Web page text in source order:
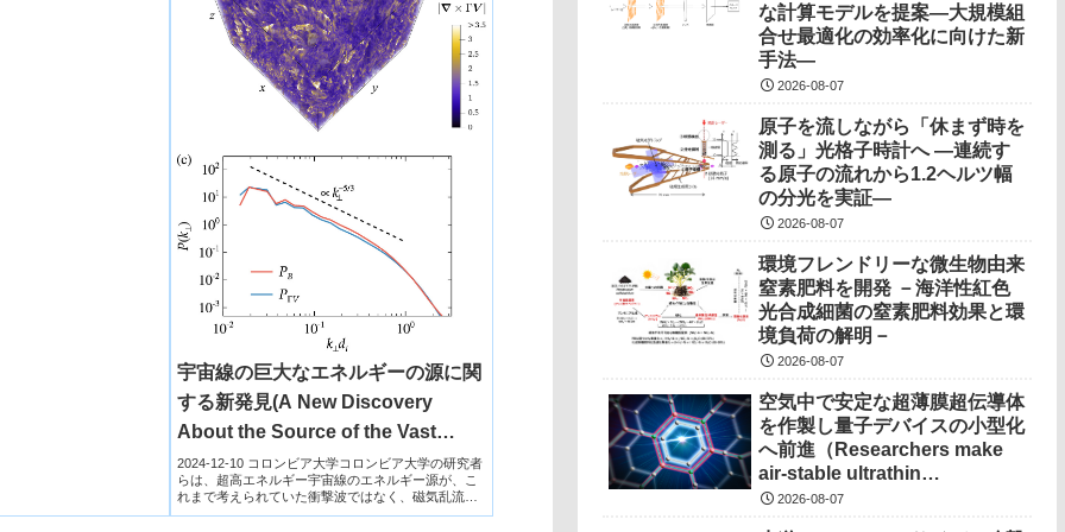
宇宙線の巨大なエネルギーの源に関
する新発見(A New Discovery
About the Source of the Vast
Energy in Cosmic Rays)
2024-12-10 コロンビア大学コロンビア大学の研究者
らは、超高エネルギー宇宙線のエネルギー源が、こ
れまで考えられていた衝撃波ではなく、磁気乱流で
ある可能性...
な計算モデルを提案―大規模組
合せ最適化の効率化に向けた新
手法―
2026-08-07
原子を流しながら「休まず時を
測る」光格子時計へ ―連続す
る原子の流れから1.2ヘルツ幅
の分光を実証―
2026-08-07
環境フレンドリーな微生物由来
窒素肥料を開発 －海洋性紅色
光合成細菌の窒素肥料効果と環
境負荷の解明－
2026-08-07
空気中で安定な超薄膜超伝導体
を作製し量子デバイスの小型化
へ前進（Researchers make
air-stable ultrathin
superconductors more
2026-08-07